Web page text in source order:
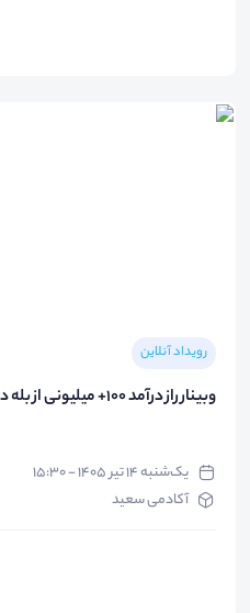
رویداد آنلاین
وبینار راز درآمد 100+ میلیونی از بله در 21 روز
یک‌شنبه ۱۴ تیر ۱۴۰۵ - ۱۵:۳۰
آکادمی سعید